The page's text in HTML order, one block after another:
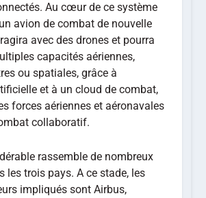
Au cœur de ce système
avion de combat de nouvelle
avec des drones et pourra
capacités aériennes,
ou spatiales, grâce à
et à un cloud de combat,
forces aériennes et aéronavales
collaboratif.
rassemble de nombreux
les trois pays. A ce stade, les
impliqués sont Airbus,